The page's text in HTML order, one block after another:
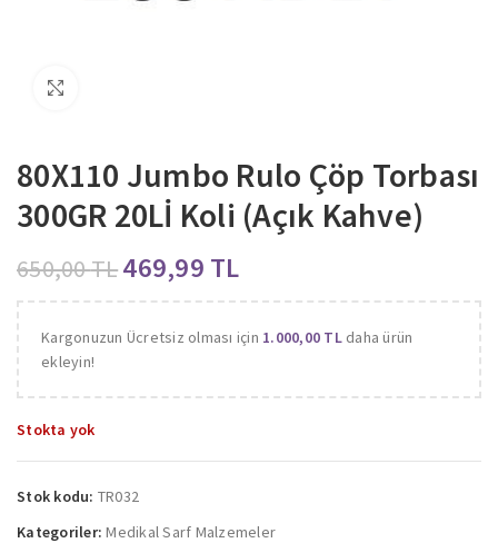
80X110 Jumbo Rulo Çöp Torbası
300GR 20Lİ Koli (Açık Kahve)
650,00TL469,99 TL
Kargonuzun Ücretsiz olması için 1.000,00 TLdaha ürün
ekleyin!
Stokta yok
Stok kodu: TR032
Kategoriler: Medikal Sarf Malzemeler